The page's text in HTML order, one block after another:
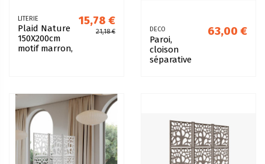
LITERIE
Plaid Nature
150X200cm
motif marron,
15,78 €
21,18 € DECO
Paroi,
cloison
séparative
63,00 €